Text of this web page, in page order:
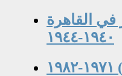
في القاهرة
١٩٤٠-١٩٤٤